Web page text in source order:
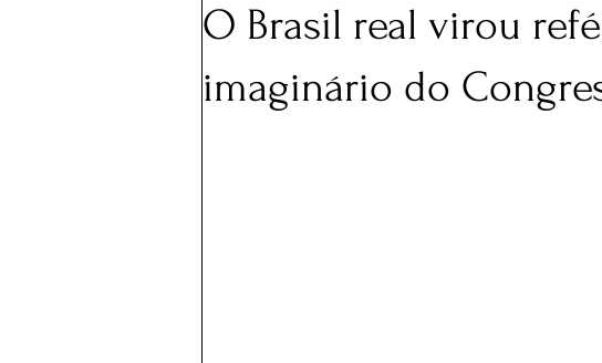
O Brasil real virou
imaginário do